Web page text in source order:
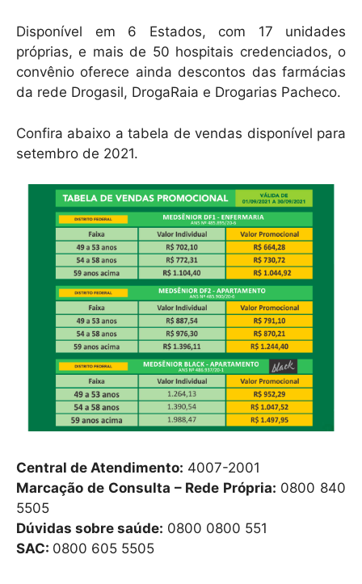
Disponível em 6 Estados, com 17 unidades
próprias, e mais de 50 hospitais credenciados, o
convênio oferece ainda descontos das farmácias
da rede Drogasil, DrogaRaia e Drogarias Pacheco.
Confira abaixo a tabela de vendas disponível para
setembro de 2021.
Central de Atendimento: 4007-2001
Marcação de Consulta – Rede Própria: 0800 840
5505
Dúvidas sobre saúde: 0800 0800 551
SAC: 0800 605 5505